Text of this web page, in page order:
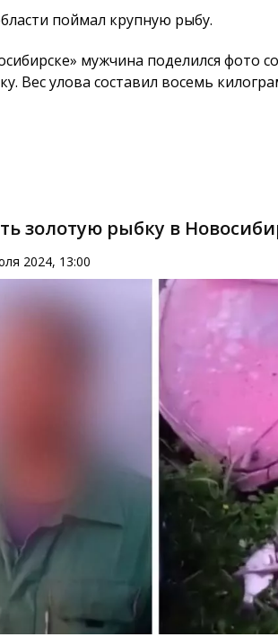
поймал крупную рыбу.
мужчина поделился фото
Вес улова составил восемь
золотую рыбку в
2024, 13:00